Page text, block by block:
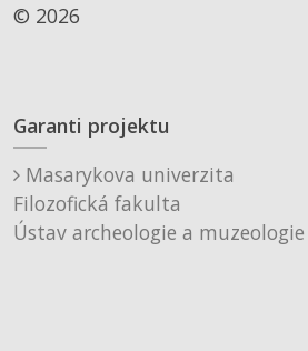
© 2026
Garanti projektu
Masarykova univerzita
Filozofická fakulta
Ústav archeologie a muzeologie